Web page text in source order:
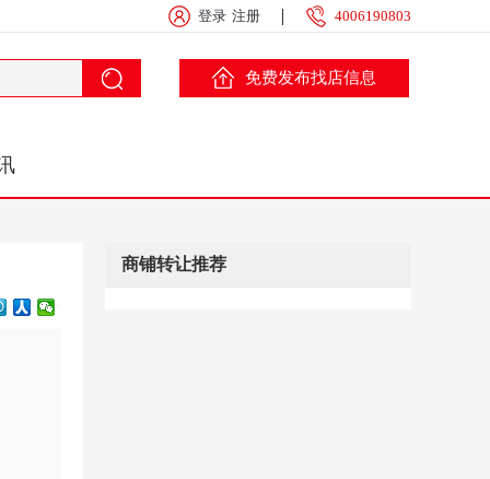
登录 注册 4006190803
免费发布找店信息
商铺转让推荐